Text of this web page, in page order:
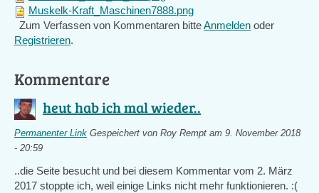
Muskelk-Kraft_Maschinen7888.png
Zum Verfassen von Kommentaren bitteAnmelden oder
Registrieren.
Kommentare
heut hab ich mal wieder..
Permanenter Link Gespeichert von Roy Rempt am 9. November 2018
- 20:59
..die Seite besucht und bei diesem Kommentar vom 2. März
2017 stoppte ich, weil einige Links nicht mehr funktionieren. :(